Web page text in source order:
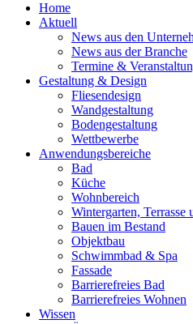
Home
Aktuell
News aus den
News aus der Branche
Termine &
Gestaltung & Design
Fliesendesign
Wandgestaltung
Bodengestaltung
Wettbewerbe
Anwendungsbereiche
Bad
Küche
Wohnbereich
Wintergarten, Terrasse
Bauen im Bestand
Objektbau
Schwimmbad & Spa
Fassade
Barrierefreies Bad
Barrierefreies Wohnen
Wissen